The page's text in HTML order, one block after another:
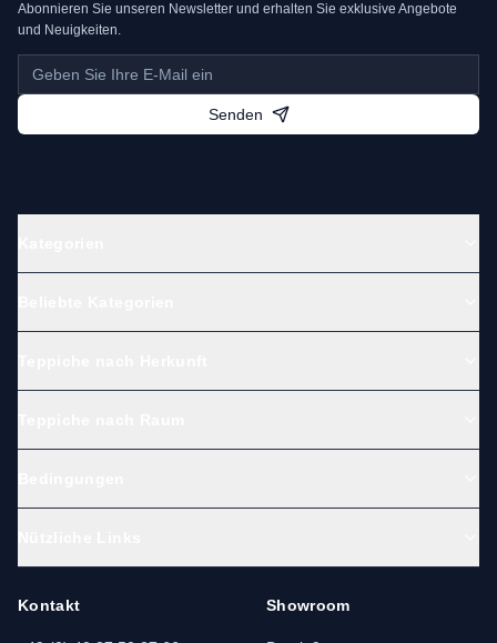
Abonnieren Sie unseren Newsletter und erhalten Sie exklusive Angebote
und Neuigkeiten.
Senden
Kontakt Showroom